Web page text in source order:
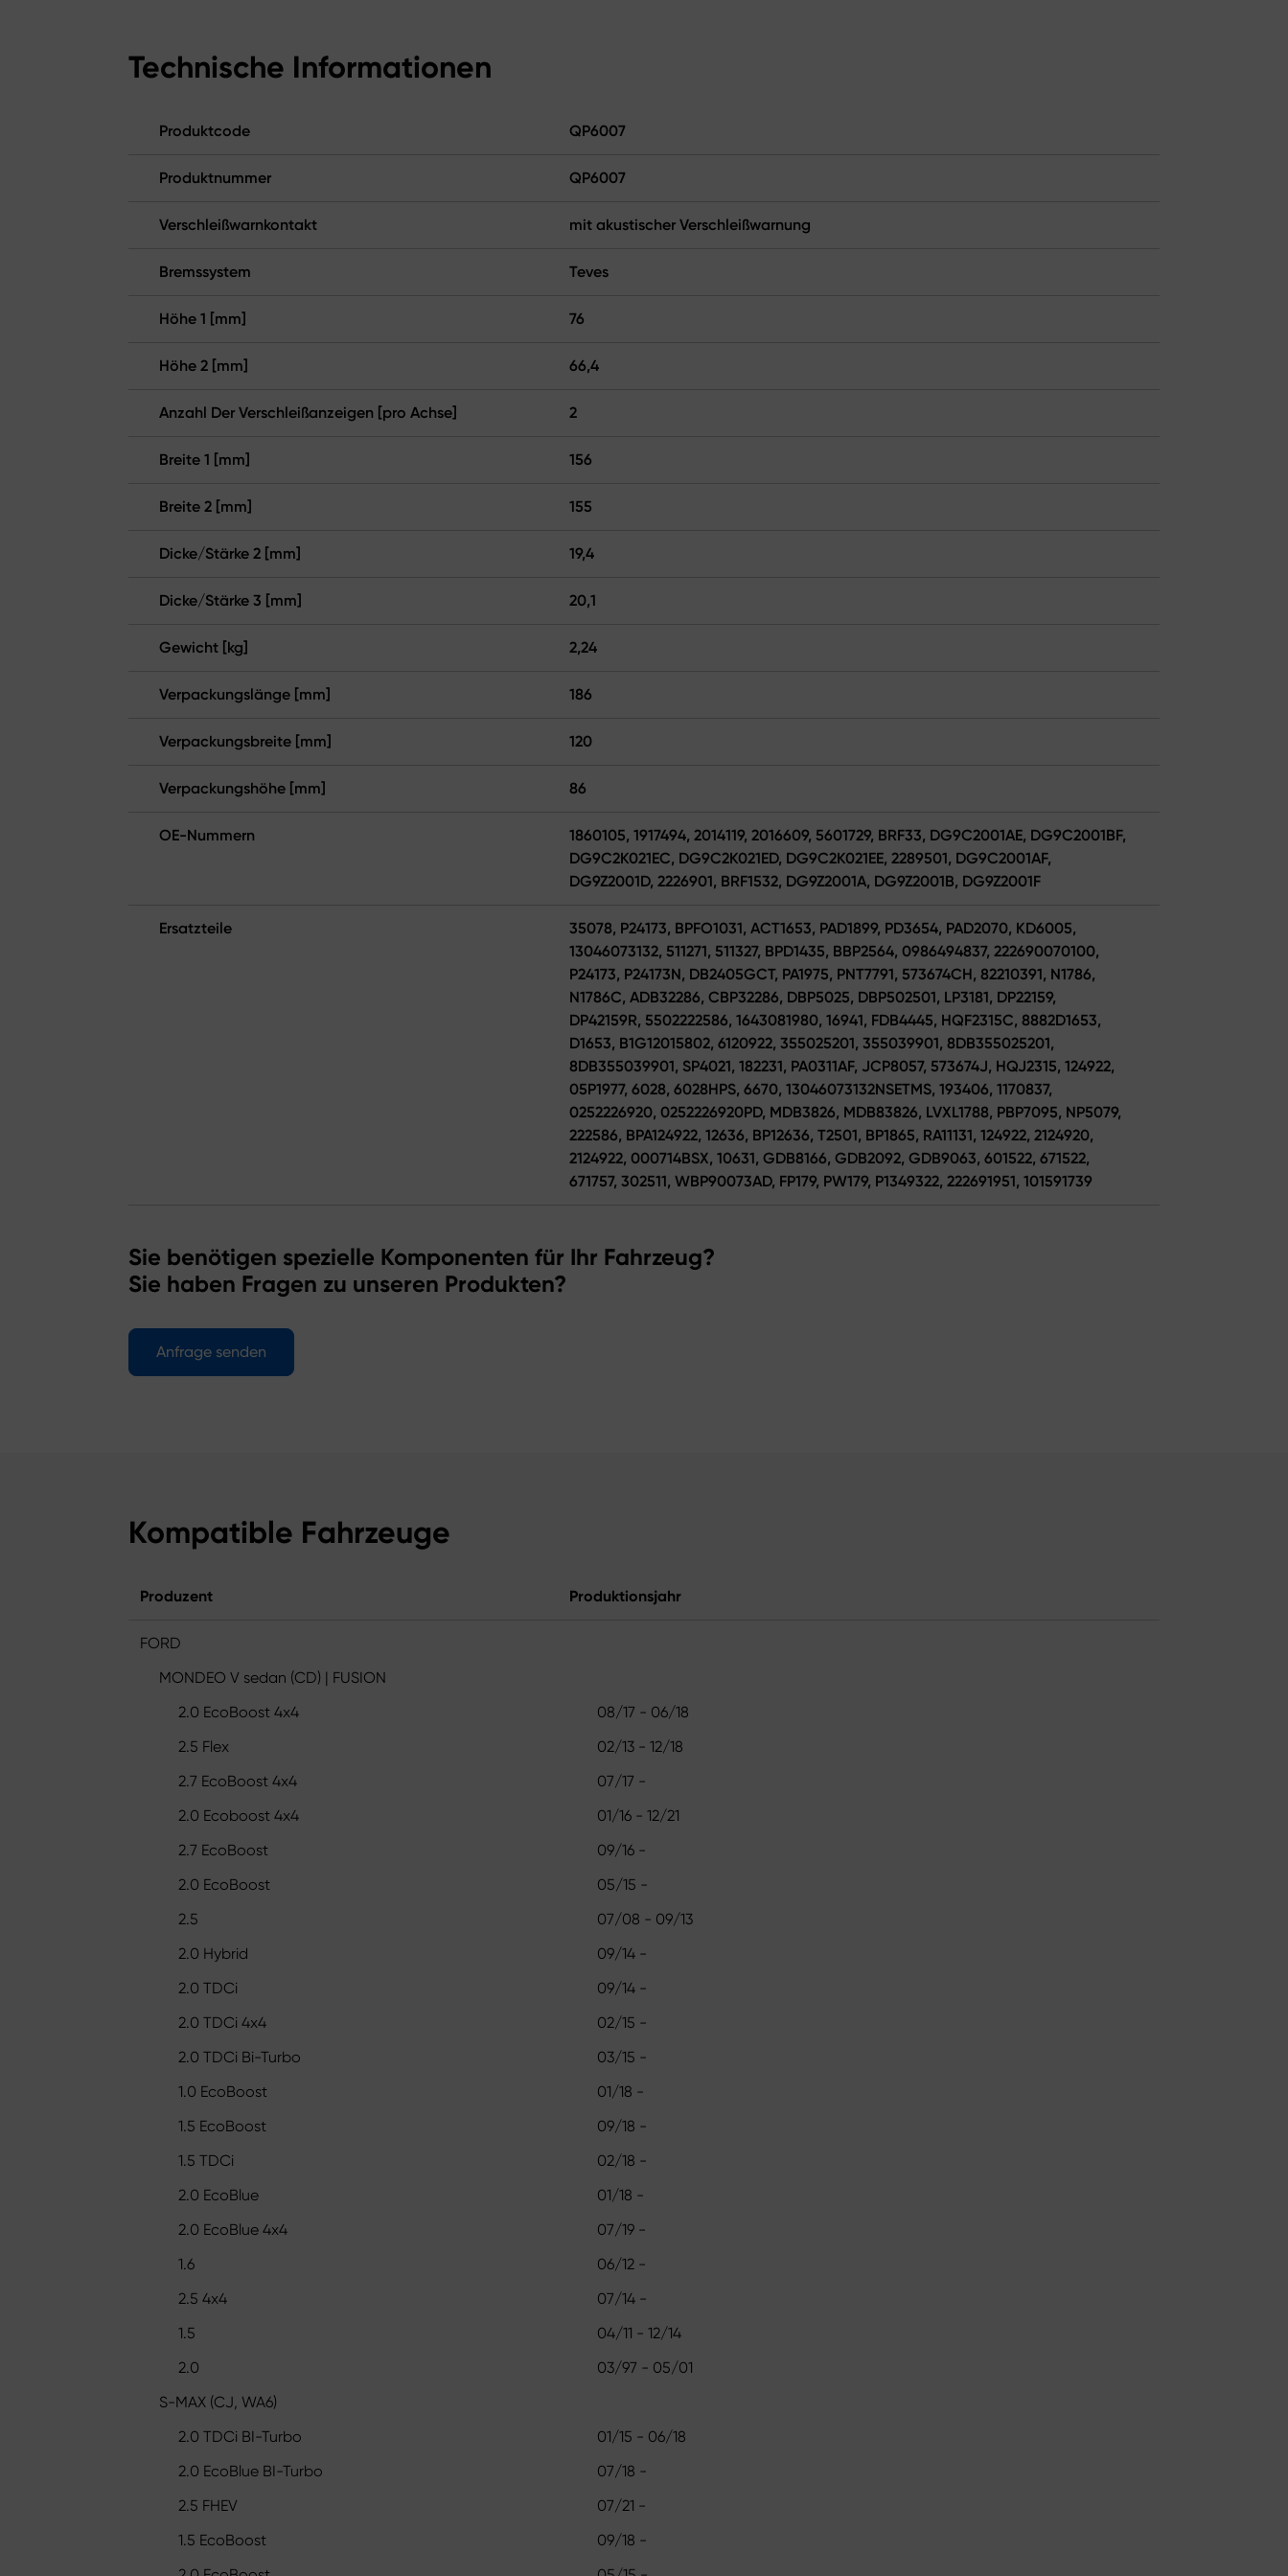
Technische Informationen
Produktcode QP6007
Produktnummer QP6007
Verschleißwarnkontakt mit akustischer Verschleißwarnung
Bremssystem Teves
Höhe 1 [mm] 76
Höhe 2 [mm] 66,4
Anzahl Der Verschleißanzeigen [pro Achse] 2
Breite 1 [mm] 156
Breite 2 [mm] 155
Dicke/Stärke 2 [mm] 19,4
Dicke/Stärke 3 [mm] 20,1
Gewicht [kg] 2,24
Verpackungslänge [mm] 186
Verpackungsbreite [mm] 120
Verpackungshöhe [mm] 86
OE-Nummern
1860105, 1917494, 2014119, 2016609, 5601729, BRF33, DG9C2001AE, DG9C2001BF,
DG9C2K021EC, DG9C2K021ED, DG9C2K021EE, 2289501, DG9C2001AF,
DG9Z2001D, 2226901, BRF1532, DG9Z2001A, DG9Z2001B, DG9Z2001F
Ersatzteile
35078, P24173, BPFO1031, ACT1653, PAD1899, PD3654, PAD2070, KD6005,
13046073132, 511271, 511327, BPD1435, BBP2564, 0986494837, 222690070100,
P24173, P24173N, DB2405GCT, PA1975, PNT7791, 573674CH, 82210391, N1786,
N1786C, ADB32286, CBP32286, DBP5025, DBP502501, LP3181, DP22159,
DP42159R, 5502222586, 1643081980, 16941, FDB4445, HQF2315C, 8882D1653,
D1653, B1G12015802, 6120922, 355025201, 355039901, 8DB355025201,
8DB355039901, SP4021, 182231, PA0311AF, JCP8057, 573674J, HQJ2315, 124922,
05P1977, 6028, 6028HPS, 6670, 13046073132NSETMS, 193406, 1170837,
0252226920, 0252226920PD, MDB3826, MDB83826, LVXL1788, PBP7095, NP5079,
222586, BPA124922, 12636, BP12636, T2501, BP1865, RA11131, 124922, 2124920,
2124922, 000714BSX, 10631, GDB8166, GDB2092, GDB9063, 601522, 671522,
671757, 302511, WBP90073AD, FP179, PW179, P1349322, 222691951, 101591739
Sie benötigen spezielle Komponenten für Ihr Fahrzeug?
Sie haben Fragen zu unseren Produkten?
Anfrage senden
Kompatible Fahrzeuge
Produzent Produktionsjahr
FORD
MONDEO V sedan (CD) | FUSION
2.0 EcoBoost 4x4
08/17 - 06/18
2.5 Flex
02/13 - 12/18
2.7 EcoBoost 4x4
07/17 -
2.0 Ecoboost 4x4
01/16 - 12/21
2.7 EcoBoost
09/16 -
2.0 EcoBoost
05/15 -
2.5
07/08 - 09/13
2.0 Hybrid
09/14 -
2.0 TDCi
09/14 -
2.0 TDCi 4x4
02/15 -
2.0 TDCi Bi-Turbo
03/15 -
1.0 EcoBoost
01/18 -
1.5 EcoBoost
09/18 -
1.5 TDCi
02/18 -
2.0 EcoBlue
01/18 -
2.0 EcoBlue 4x4
07/19 -
1.6
06/12 -
2.5 4x4
07/14 -
1.5
04/11 - 12/14
2.0
03/97 - 05/01
S-MAX (CJ, WA6)
2.0 TDCi BI-Turbo
01/15 - 06/18
2.0 EcoBlue BI-Turbo
07/18 -
2.5 FHEV
07/21 -
1.5 EcoBoost
09/18 -